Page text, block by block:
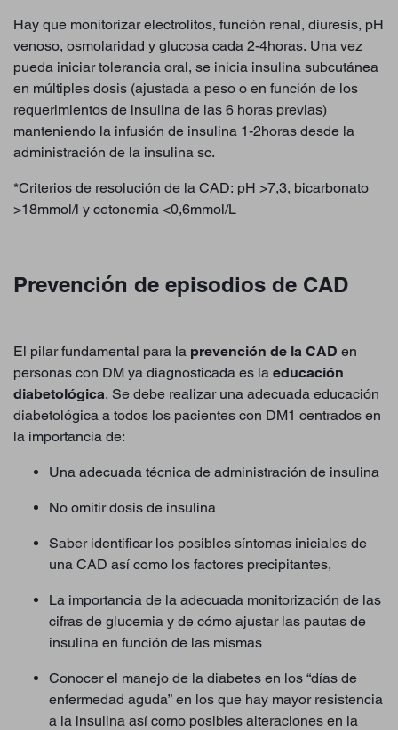
Hay que monitorizar electrolitos, función renal, diuresis, pH
venoso, osmolaridad y glucosa cada 2-4horas. Una vez
pueda iniciar tolerancia oral, se inicia insulina subcutánea
en múltiples dosis (ajustada a peso o en función de los
requerimientos de insulina de las 6 horas previas)
manteniendo la infusión de insulina 1-2horas desde la
administración de la insulina sc.
*Criterios de resolución de la CAD: pH >7,3, bicarbonato
>18mmol/l y cetonemia <0,6mmol/L
Prevención de episodios de CAD
El pilar fundamental para la prevención de la CAD en
personas con DM ya diagnosticada es la educación
diabetológica. Se debe realizar una adecuada educación
diabetológica a todos los pacientes con DM1 centrados en
la importancia de:
Una adecuada técnica de administración de insulina
No omitir dosis de insulina
Saber identificar los posibles síntomas iniciales de
una CAD así como los factores precipitantes,
La importancia de la adecuada monitorización de las
cifras de glucemia y de cómo ajustar las pautas de
insulina en función de las mismas
Conocer el manejo de la diabetes en los “días de
enfermedad aguda” en los que hay mayor resistencia
a la insulina así como posibles alteraciones en la